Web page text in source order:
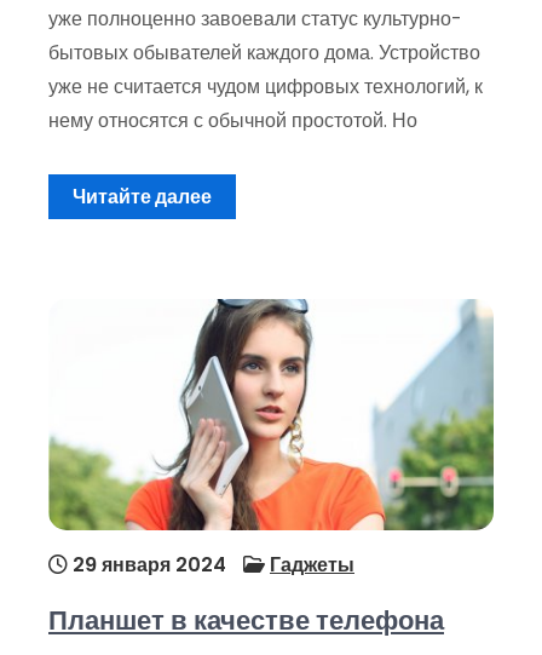
уже полноценно завоевали статус культурно-
бытовых обывателей каждого дома. Устройство
уже не считается чудом цифровых технологий, к
нему относятся с обычной простотой. Но
Читайте далее
29 января 2024 Гаджеты
Планшет в качестве телефона